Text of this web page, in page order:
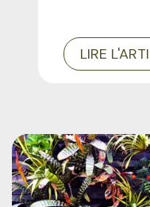
LIRE